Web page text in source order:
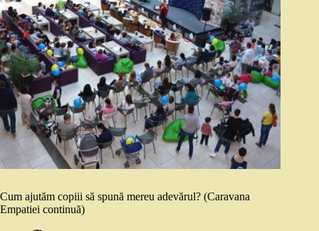
Cum ajutăm copiii să spună mereu adevărul? (Caravana
Empatiei continuă)